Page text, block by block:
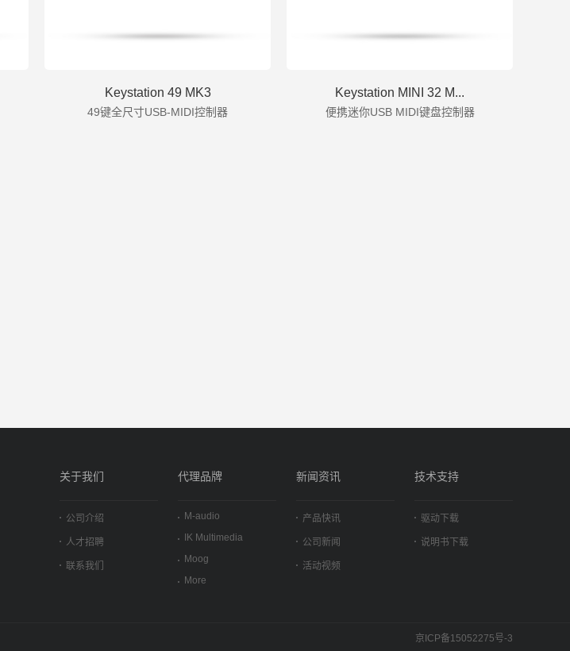
Keystation 49 MK3
49键全尺寸USB-MIDI控制器
Keystation MINI 32 M...
便携迷你USB MIDI键盘控制器
关于我们
公司介绍
人才招聘
联系我们
代理品牌
M-audio
IK Multimedia
Moog
More
新闻资讯
产品快讯
公司新闻
活动视频
技术支持
驱动下载
说明书下载
京ICP备15052275号-3